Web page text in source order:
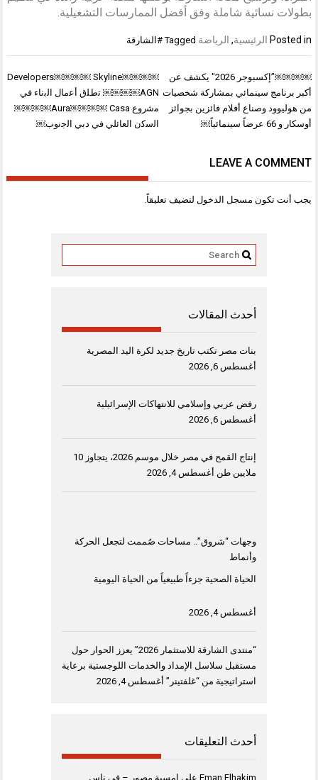
بطولات نسائية شاملة وفق أفضل الممارسات التشغيلية.
Posted in الرئيسية, الرياضة Tagged #الشارقة
تصفّح
المقالات
Developers￼￼￼￼ Skyline￼￼￼￼
AGN￼￼￼￼ ﺗطﻠق أﻋﻣﺎل اﻟﺑﻧﺎء ﻓﻲ
ﻣﺷروع Aura￼￼￼￼ Casa￼￼￼￼
اﻟﺳﻛن اﻟﻌﺎﺋﻠﻲ ﻓﻲ دﺑﻲ اﻟﺟﻧوب￼
￼￼￼￼”إكسبوجر 2026″ يكشف عن
أكبر برنامج سينمائي بمشاركة شخصيات
من هوليوود وصناع أفلام فائزين بجوائز
أوسكار و 66 عرضاً سينمائياً￼
LEAVE A COMMENT
يجب أنت تكون مسجل الدخول لتضيف تعليقاً.
أحدث المقالات
بنات مصر تكتب تاريخ جديد لكرة اليد المصرية
أغسطس 6, 2026
رفض عربي وإسلامي للانتهاكات الإسرائيلية
أغسطس 6, 2026
إنتاج القمح في مصر خلال موسم 2026، يتجاوز 10
ملايين طن أغسطس 4, 2026
وجهات “شروق”.. مساحات صُممت لتجعل الحركة
وأنماط
الحياة الصحية جزءاً طبيعياً من الحياة اليومية
أغسطس 4, 2026
“منتدى الشارقة للاستثمار 2026” يعزز الحوار حول
مستقبل سلاسل الإمداد والخدمات اللوجستية برعاية
استراتيجية من “غلفتينر” أغسطس 4, 2026
أحدث التعليقات
Eman Elhakim على امسية مصور – فى ناس